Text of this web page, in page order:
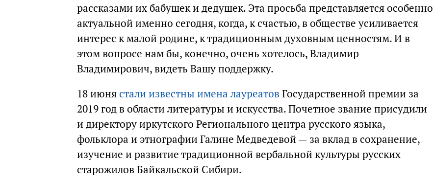
рассказами их бабушек и дедушек. Эта просьба представляется особенно
актуальной именно сегодня, когда, к счастью, в обществе усиливается
интерес к малой родине, к традиционным духовным ценностям. И в
этом вопросе нам бы, конечно, очень хотелось, Владимир
Владимирович, видеть Вашу поддержку.
18 июнястали известны имена лауреатов Государственной премии за
2019 год в области литературы и искусства. Почетное звание присудили
и директору иркутского Регионального центра русского языка,
фольклора и этнографии Галине Медведевой — за вклад в сохранение,
изучение и развитие традиционной вербальной культуры русских
старожилов Байкальской Сибири.